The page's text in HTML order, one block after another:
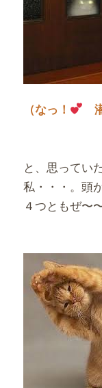
（なっ！
と、思っていた
私・・・。頭
４つともぜ〜